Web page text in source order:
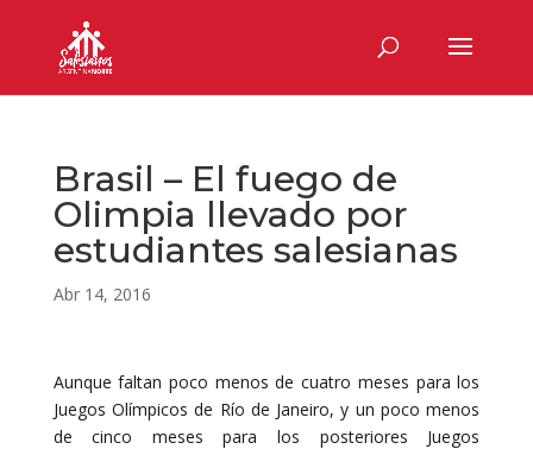
Brasil – El fuego de
Olimpia llevado por
estudiantes salesianas
Abr 14, 2016
Aunque faltan poco menos de cuatro meses para los
Juegos Olímpicos de Río de Janeiro, y un poco menos
de cinco meses para los posteriores Juegos